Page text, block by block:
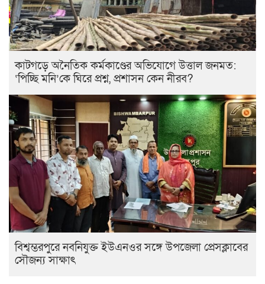
কাটগড়ে অনৈতিক কর্মকাণ্ডের অভিযোগে উত্তাল জনমত:
‘পিচ্ছি মনি’কে ঘিরে প্রশ্ন, প্রশাসন কেন নীরব?
বিশ্বম্ভরপুরে নবনিযুক্ত ইউএনওর সঙ্গে উপজেলা প্রেসক্লাবের
সৌজন্য সাক্ষাৎ